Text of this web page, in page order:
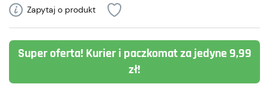
Zapytaj o produkt
Super oferta! Kurier i paczkomat za jedyne 9,99
zł!